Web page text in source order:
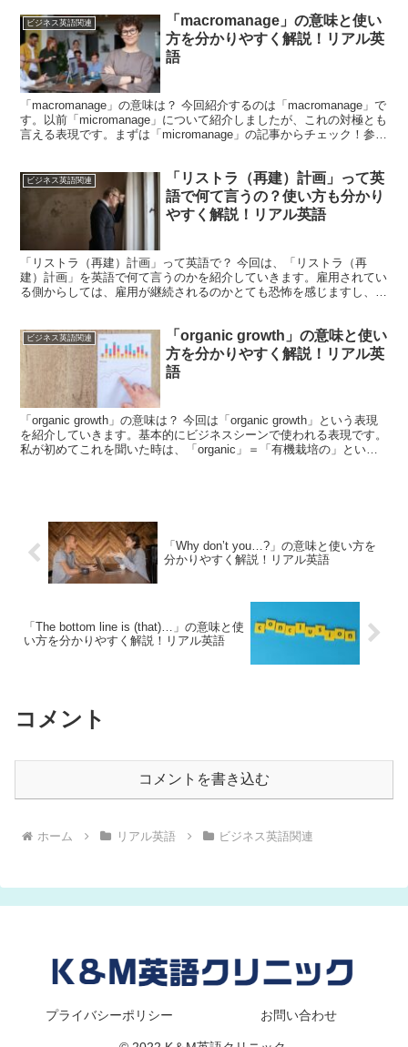
ビジネス英語関連
「macromanage」の意味と使い
方を分かりやすく解説！リアル英
語
「macromanage」の意味は？ 今回紹介するのは「macromanage」で
す。以前「micromanage」について紹介しましたが、これの対極とも
言える表現です。まずは「micromanage」の記事からチェック！参考
ビジネス英語関連
「リストラ（再建）計画」って英
語で何て言うの？使い方も分かり
やすく解説！リアル英語
「リストラ（再建）計画」って英語で？ 今回は、「リストラ（再
建）計画」を英語で何て言うのかを紹介していきます。雇用されてい
る側からしては、雇用が継続されるのかとても恐怖を感じますし、雇
ビジネス英語関連
「organic growth」の意味と使い
方を分かりやすく解説！リアル英
語
「organic growth」の意味は？ 今回は「organic growth」という表現
を紹介していきます。基本的にビジネスシーンで使われる表現です。
私が初めてこれを聞いた時は、「organic」＝「有機栽培の」という
「Why don’t you…?」の意味と使い方を
分かりやすく解説！リアル英語
「The bottom line is (that)…」の意味と使
い方を分かりやすく解説！リアル英語
コメント
コメントを書き込む
ホーム リアル英語 ビジネス英語関連
プライバシーポリシー お問い合わせ